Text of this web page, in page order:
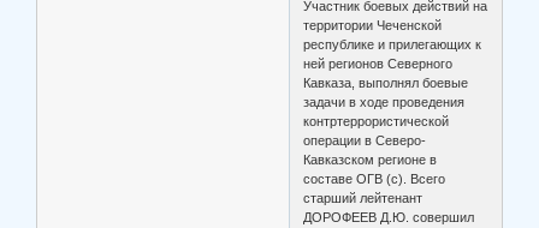
Участник боевых действий на
территории Чеченской
республике и прилегающих к
ней регионов Северного
Кавказа, выполнял боевые
задачи в ходе проведения
контртеррористической
операции в Северо-
Кавказском регионе в
составе ОГВ (с). Всего
старший лейтенант
ДОРОФЕЕВ Д.Ю. совершил